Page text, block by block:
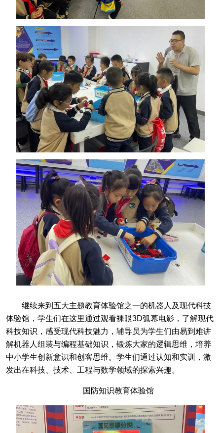
继续来到五大主题教育体验馆之一的机器人及现代科技
体验馆，学生们在这里通过观看裸眼3D弧幕电影，了解现代
科技知识，感受现代科技魅力，辅导员为学生们由易到难讲
解机器人组装与编程基础知识，锻炼大家的逻辑思维，培养
中小学生创新意识和创客思维。学生们通过认知和实训，激
发出在科技、技术、工程与数学领域的探索兴趣。
国防知识教育体验馆